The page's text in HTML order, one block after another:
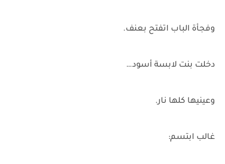
وفجأة الباب اتفتح بعنف.
دخلت بنت لابسة أسود…
وعينيها كلها نار.
غالب ابتسم: